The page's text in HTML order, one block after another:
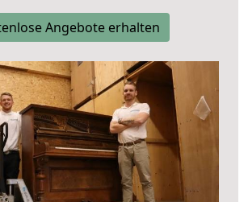
Angebote erhalten